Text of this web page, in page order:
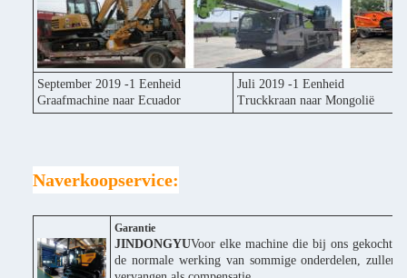
September 2019 -1 Eenheid
Graafmachine naar Ecuador
Juli 2019 -1 Eenheid
Truckkraan naar Mongolië
Naverkoopservice:
Garantie
JINDONGYUVoor elke machine die bij ons gekocht
de normale werking van sommige onderdelen, zullen